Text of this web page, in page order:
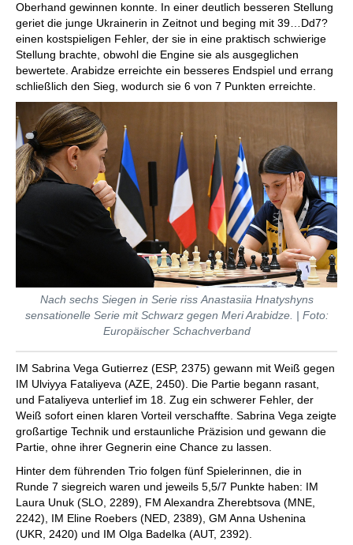
Oberhand gewinnen konnte. In einer deutlich besseren Stellung
geriet die junge Ukrainerin in Zeitnot und beging mit 39…Dd7?
einen kostspieligen Fehler, der sie in eine praktisch schwierige
Stellung brachte, obwohl die Engine sie als ausgeglichen
bewertete. Arabidze erreichte ein besseres Endspiel und errang
schließlich den Sieg, wodurch sie 6 von 7 Punkten erreichte.
Nach sechs Siegen in Serie riss Anastasiia Hnatyshyns
sensationelle Serie mit Schwarz gegen Meri Arabidze. | Foto:
Europäischer Schachverband
IM Sabrina Vega Gutierrez (ESP, 2375) gewann mit Weiß gegen
IM Ulviyya Fataliyeva (AZE, 2450). Die Partie begann rasant,
und Fataliyeva unterlief im 18. Zug ein schwerer Fehler, der
Weiß sofort einen klaren Vorteil verschaffte. Sabrina Vega zeigte
großartige Technik und erstaunliche Präzision und gewann die
Partie, ohne ihrer Gegnerin eine Chance zu lassen.
Hinter dem führenden Trio folgen fünf Spielerinnen, die in
Runde 7 siegreich waren und jeweils 5,5/7 Punkte haben: IM
Laura Unuk (SLO, 2289), FM Alexandra Zherebtsova (MNE,
2242), IM Eline Roebers (NED, 2389), GM Anna Ushenina
(UKR, 2420) und IM Olga Badelka (AUT, 2392).